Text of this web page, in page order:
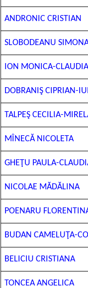
ANDRONIC CRISTIAN
SLOBODEANU
ION MONICA-
DOBRANIŞ CIPRIAN-
TALPEŞ CECILIA-
MÎNECĂ NICOLETA
GHEŢU PAULA-
NICOLAE MĂDĂLINA
POENARU
BUDAN CAMELUŢA-
BELICIU CRISTIANA
TONCEA ANGELICA